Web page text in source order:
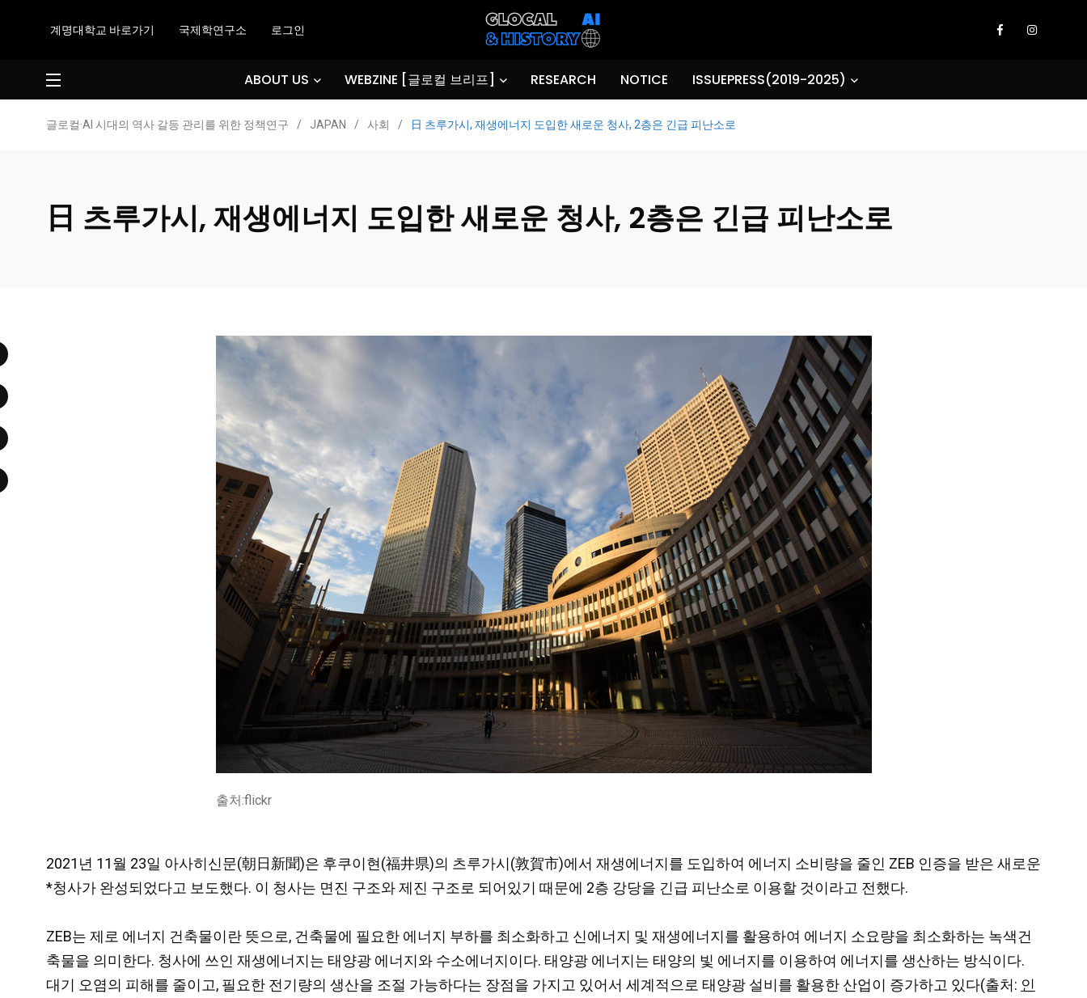
계명대학교 바로가기 국제학연구소 로그인
ABOUT US WEBZINE [글로컬 브리프] RESEARCH NOTICE ISSUEPRESS(2019-2025)
글로컬·AI 시대의 역사 갈등 관리를 위한 정책연구 / JAPAN / 사회 / 日 츠루가시, 재생에너지 도입한 새로운 청사, 2층은 긴급 피난소로
日 츠루가시, 재생에너지 도입한 새로운 청사, 2층은 긴급 피난소로
출처:flickr
2021년 11월 23일 아사히신문(朝日新聞)은 후쿠이현(福井県)의 츠루가시(敦賀市)에서 재생에너지를 도입하여 에너지 소비량을 줄인 ZEB 인증을 받은 새로운
*청사가 완성되었다고 보도했다. 이 청사는 면진 구조와 제진 구조로 되어있기 때문에 2층 강당을 긴급 피난소로 이용할 것이라고 전했다.
ZEB는 제로 에너지 건축물이란 뜻으로, 건축물에 필요한 에너지 부하를 최소화하고 신에너지 및 재생에너지를 활용하여 에너지 소요량을 최소화하는 녹색건
축물을 의미한다. 청사에 쓰인 재생에너지는 태양광 에너지와 수소에너지이다. 태양광 에너지는 태양의 빛 에너지를 이용하여 에너지를 생산하는 방식이다.
대기 오염의 피해를 줄이고, 필요한 전기량의 생산을 조절 가능하다는 장점을 가지고 있어서 세계적으로 태양광 설비를 활용한 산업이 증가하고 있다(출처: 인